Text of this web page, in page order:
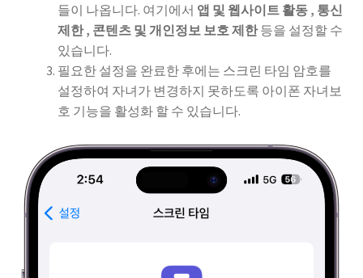
들이 나옵니다. 여기에서 앱 및 웹사이트 활동 , 통신
제한 , 콘텐츠 및 개인정보 보호 제한등을 설정할 수
있습니다.
필요한 설정을 완료한 후에는 스크린 타임 암호를
설정하여 자녀가 변경하지 못하도록 아이폰 자녀보
호 기능을 활성화 할 수 있습니다.